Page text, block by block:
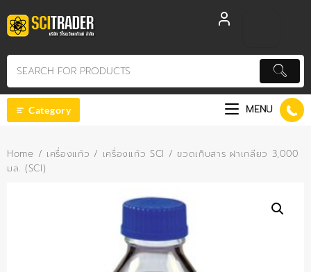
to
content
Category MENU
Home / เครื่องแก้ว / เครื่องแก้ว SCI / ขวดเก็บสาร ฝาเกลียว 3,000
มล. (SCI)